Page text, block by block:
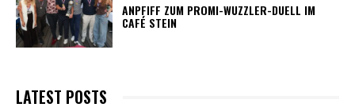
ANPFIFF ZUM PROMI-WUZZLER-DUELL IM
CAFÉ STEIN
LATEST POSTS